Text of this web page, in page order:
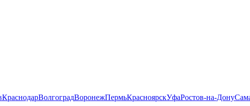
КраснодарВолгоградВоронежПермьКрасноярскУфаРостов-на-Дону